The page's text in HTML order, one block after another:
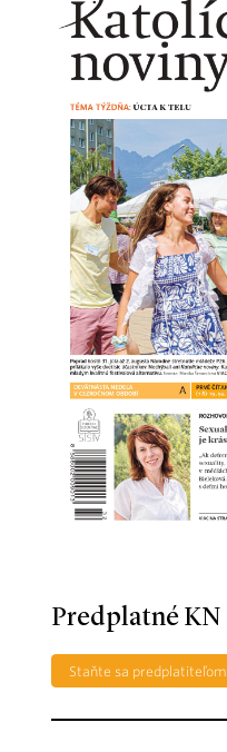
Predplatné KN
Staňte sa predplatiteľom